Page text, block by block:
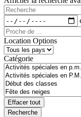
la
recherche
Recherche
Dates
Proche
de
...
Location Options
Pays
Catégorie
Catégorie
Effacer tout
Recherche